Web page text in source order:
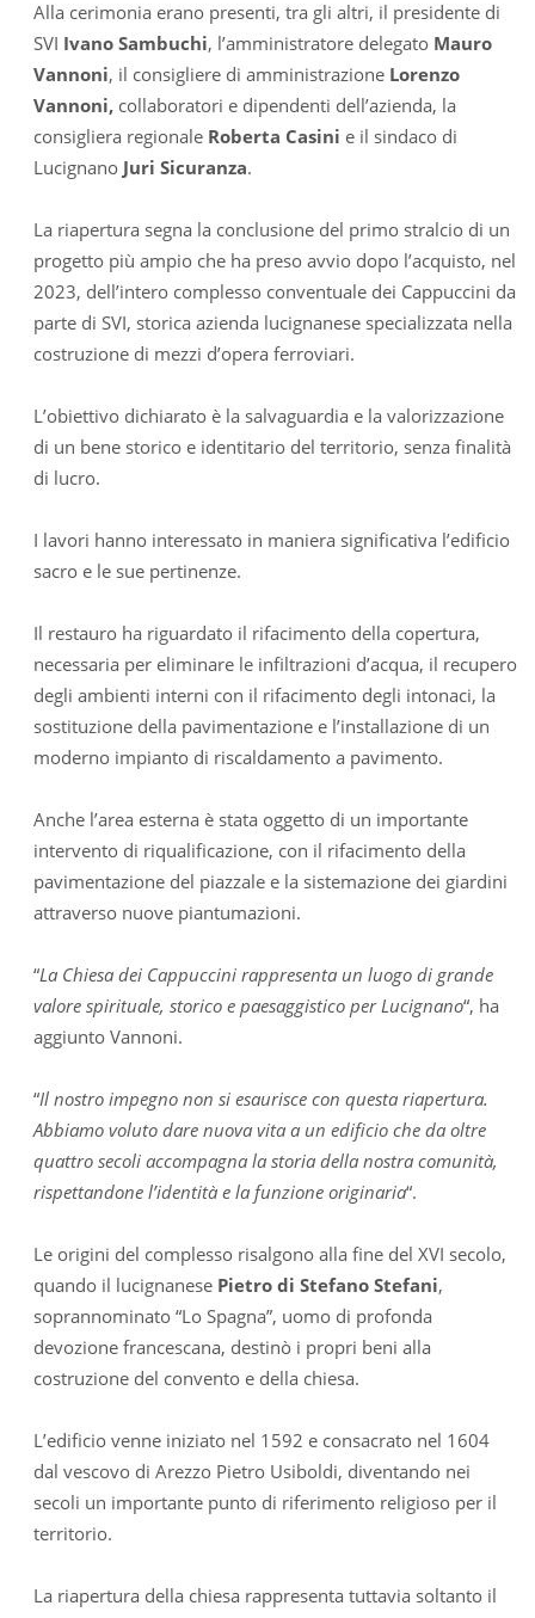
Alla cerimonia erano presenti, tra gli altri, il presidente di
SVI Ivano Sambuchi, l’amministratore delegato Mauro
Vannoni, il consigliere di amministrazione Lorenzo
Vannoni,collaboratori e dipendenti dell’azienda, la
consigliera regionale Roberta Casini e il sindaco di
Lucignano Juri Sicuranza.
La riapertura segna la conclusione del primo stralcio di un
progetto più ampio che ha preso avvio dopo l’acquisto, nel
2023, dell’intero complesso conventuale dei Cappuccini da
parte di SVI, storica azienda lucignanese specializzata nella
costruzione di mezzi d’opera ferroviari.
L’obiettivo dichiarato è la salvaguardia e la valorizzazione
di un bene storico e identitario del territorio, senza finalità
di lucro.
I lavori hanno interessato in maniera significativa l’edificio
sacro e le sue pertinenze.
Il restauro ha riguardato il rifacimento della copertura,
necessaria per eliminare le infiltrazioni d’acqua, il recupero
degli ambienti interni con il rifacimento degli intonaci, la
sostituzione della pavimentazione e l’installazione di un
moderno impianto di riscaldamento a pavimento.
Anche l’area esterna è stata oggetto di un importante
intervento di riqualificazione, con il rifacimento della
pavimentazione del piazzale e la sistemazione dei giardini
attraverso nuove piantumazioni.
“La Chiesa dei Cappuccini rappresenta un luogo di grande
valore spirituale, storico e paesaggistico per Lucignano“, ha
aggiunto Vannoni.
“Il nostro impegno non si esaurisce con questa riapertura.
Abbiamo voluto dare nuova vita a un edificio che da oltre
quattro secoli accompagna la storia della nostra comunità,
rispettandone l’identità e la funzione originaria“.
Le origini del complesso risalgono alla fine del XVI secolo,
quando il lucignanese Pietro di Stefano Stefani,
soprannominato “Lo Spagna”, uomo di profonda
devozione francescana, destinò i propri beni alla
costruzione del convento e della chiesa.
L’edificio venne iniziato nel 1592 e consacrato nel 1604
dal vescovo di Arezzo Pietro Usiboldi, diventando nei
secoli un importante punto di riferimento religioso per il
territorio.
La riapertura della chiesa rappresenta tuttavia soltanto il